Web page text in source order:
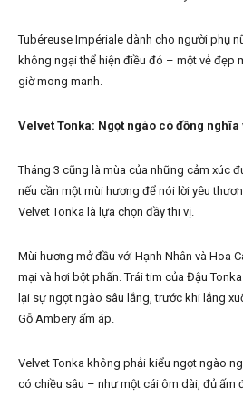
Tubéreuse Impériale dành cho người phụ
không ngại thể hiện điều đó – một vẻ đẹp
giờ mong manh.
Velvet Tonka: Ngọt ngào có đồng
Tháng 3 cũng là mùa của những cảm xúc
nếu cần một mùi hương để nói lời yêu
Velvet Tonka là lựa chọn đầy thi vị.
Mùi hương mở đầu với Hạnh Nhân và Hoa
mại và hơi bột phấn. Trái tim của Đậu
lại sự ngọt ngào sâu lắng, trước khi lắng
Gỗ Ambery ấm áp.
Velvet Tonka không phải kiểu ngọt ngào
có chiều sâu – như một cái ôm dài, đủ ấm